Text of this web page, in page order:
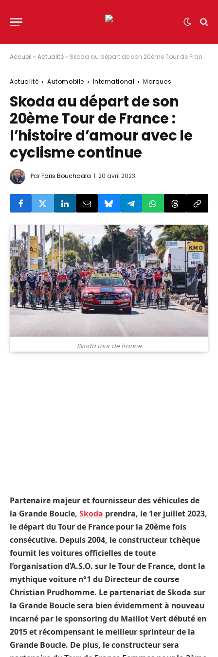
Accueil » Actualité » Skoda au départ de son 20ème Tour de France : l’histoire d’amour avec le cyclisme continue
Actualité Automobile International Marques
Skoda au départ de son
20ème Tour de France :
l’histoire d’amour avec le
cyclisme continue
ParFaris Bouchaala 20 avril 2023
Skoda tour de france
Partenaire majeur et fournisseur des véhicules de
la Grande Boucle, Skoda prendra, le 1er juillet 2023,
le départ du Tour de France pour la 20ème fois
consécutive. Depuis 2004, le constructeur tchèque
fournit les voitures officielles de toute
l’organisation d’A.S.O. sur le Tour de France, dont la
mythique voiture n°1 du Directeur de course
Christian Prudhomme. Le partenariat de Skoda sur
la Grande Boucle sera bien évidemment à nouveau
incarné par le sponsoring du Maillot Vert débuté en
2015 et récompensant le meilleur sprinteur de la
Grande Boucle. De plus, le constructeur sera